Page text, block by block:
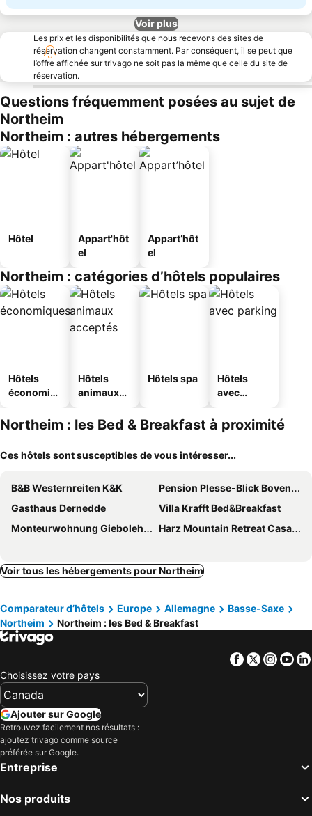
Voir plus
Les prix et les disponibilités que nous recevons des sites de
réservation changent constamment. Par conséquent, il se peut que
l’offre affichée sur trivago ne soit pas la même que celle du site de
réservation.
Questions fréquemment posées au sujet de
Northeim
Northeim : autres hébergements
Hôtel
Appart'hôt
el
Appart’hôt
el
Northeim : catégories d’hôtels populaires
Hôtels
économiq
Hôtels
animaux
Hôtels spa
Hôtels
avec
Northeim : les Bed & Breakfast à proximité
Ces hôtels sont susceptibles de vous intéresser...
B&B Westernreiten K&K
Pension Plesse-Blick Bovenden
Gasthaus Dernedde
Villa Krafft Bed&Breakfast
Monteurwohnung Giebolehausen
Harz Mountain Retreat Casa Bianca
Voir tous les hébergements pour Northeim
Comparateur d’hôtels Europe Allemagne
Basse-Saxe
Northeim
Northeim : les Bed & Breakfast
Facebook
Twitter
Choisissez votre pays
Ajouter sur Google
Retrouvez facilement nos résultats :
ajoutez trivago comme source
préférée sur Google.
Entreprise
Nos produits